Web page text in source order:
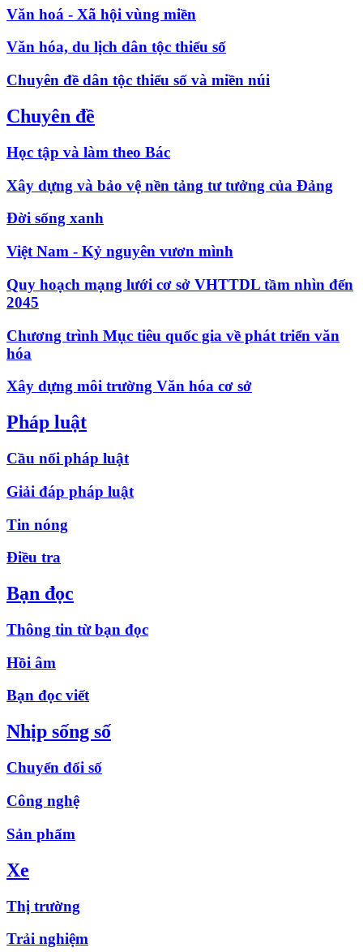
Văn hoá - Xã hội vùng miền
Văn hóa, du lịch dân tộc thiểu số
Chuyên đề dân tộc thiểu số và miền núi
Chuyên đề
Học tập và làm theo Bác
Xây dựng và bảo vệ nền tảng tư tưởng của Đảng
Đời sống xanh
Việt Nam - Kỷ nguyên vươn mình
Quy hoạch mạng lưới cơ sở VHTTDL tầm nhìn đến
2045
Chương trình Mục tiêu quốc gia về phát triển văn
hóa
Xây dựng môi trường Văn hóa cơ sở
Pháp luật
Cầu nối pháp luật
Giải đáp pháp luật
Tin nóng
Điều tra
Bạn đọc
Thông tin từ bạn đọc
Hồi âm
Bạn đọc viết
Nhịp sống số
Chuyển đổi số
Công nghệ
Sản phẩm
Xe
Thị trường
Trải nghiệm